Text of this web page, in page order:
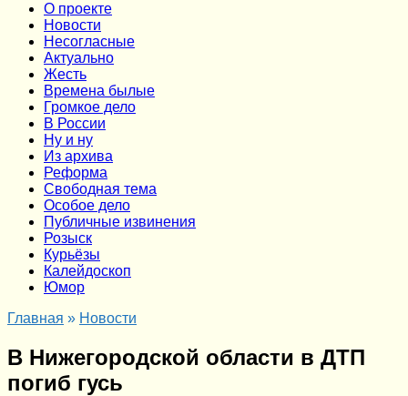
О проекте
Новости
Несогласные
Актуально
Жесть
Времена былые
Громкое дело
В России
Ну и ну
Из архива
Реформа
Cвободная тема
Особое дело
Публичные извинения
Розыск
Курьёзы
Калейдоскоп
Юмор
Главная » Новости
В Нижегородской области в ДТП
погиб гусь